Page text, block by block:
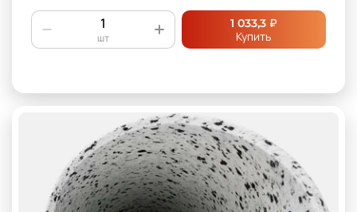
шт
1 033,3 ₽
Купить